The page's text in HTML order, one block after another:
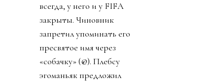
всегда, у него и у FIFA
закрыты. Чиновник
запретил упоминать его
пресвятое имя через
«собачку» (@). Плебсу
эгоманьяк предложил